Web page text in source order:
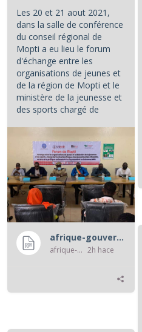
Les 20 et 21 aout 2021,
dans la salle de conférence
du conseil régional de
Mopti a eu lieu le forum
d'échange entre les
organisations de jeunes et
de la région de Mopti et le
ministère de la jeunesse et
des sports chargé de
afrique-gouvernance-rss
afrique-gouvernance-rss 2h hace